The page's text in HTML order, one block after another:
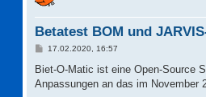
Betatest BOM und
B
i
r
17.02.2020, 16:57
Biet-O-Matic ist eine Open-Source
Anpassungen an das im November